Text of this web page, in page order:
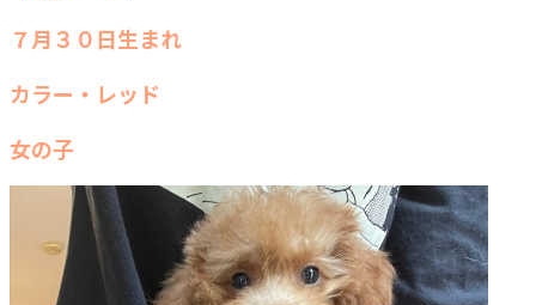
７月３０日生まれ
カラー・レッド
女の子